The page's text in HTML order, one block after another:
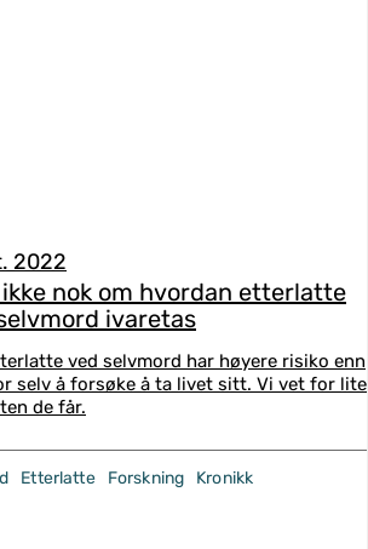
2022
nok om hvordan etterlatte
ivaretas
ved selvmord har høyere risiko enn
selv å forsøke å ta livet sitt. Vi vet for lite
de får.
Etterlatte Forskning Kronikk